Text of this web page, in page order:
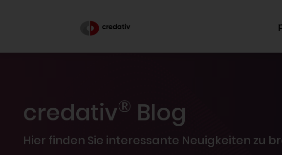
credativ® Blog
Hier finden Sie interessante Neuigkeiten zu